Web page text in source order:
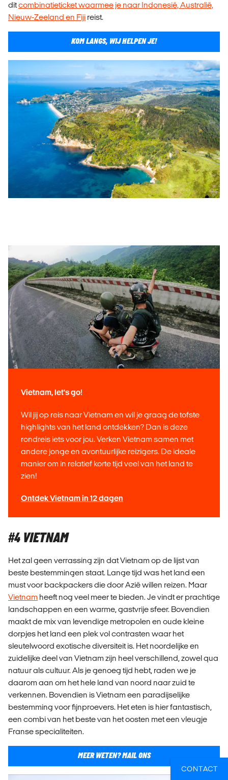
ditcombinatieticket waarmee je naar Indonesië, Australië,
Nieuw-Zeeland en Fiji reist.
KOM LANGS, WIJ HELPEN JE!
Vietnam, let's go!
Wil jij op reis naar Vietnam en wil je graag de tofste
highlights van het land ontdekken? Dan is deze
rondreis iets voor jou. Verken Vietnam samen met
andere jonge en avontuurlijke reizigers. De ideale
manier om in relatief korte tijd veel van het land te
zien!
Ontdek Vietnam in 12 dagen
#4 VIETNAM
Het zal geen verrassing zijn dat Vietnam op de lijst van
beste bestemmingen staat. Lange tijd was het land een
must voor backpackers die door Azië willen reizen. Maar
Vietnam heeft nog veel meer te bieden. Je vindt er prachtige
landschappen en een warme, gastvrije sfeer. Bovendien
maakt de mix van levendige metropolen en oude kleine
dorpjes het land een plek vol contrasten waar het
sleutelwoord exotische diversiteit is. Het noordelijke en
zuidelijke deel van Vietnam zijn heel verschillend, zowel qua
natuur als cultuur. Als je genoeg tijd hebt, raden we je
daarom aan om het hele land van noord naar zuid te
verkennen. Bovendien is Vietnam een paradijselijke
bestemming voor fijnproevers. Het eten is hier fantastisch,
een combi van het beste van het oosten met een vleugje
Franse specialiteiten.
MEER WETEN? MAIL ONS
CONTACT